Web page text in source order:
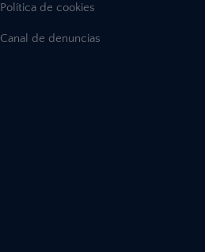
Política de cookies
Canal de denuncias